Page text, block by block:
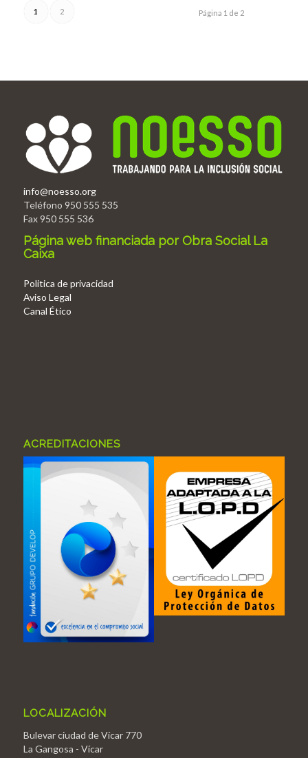
Página 1 de 2
1 2
info@noesso.org
Teléfono 950 555 535
Fax 950 555 536
Página web financiada por Obra Social La
Caixa
Politica de privacidad
Aviso Legal
Canal Ético
ACREDITACIONES
LOCALIZACIÓN
Bulevar ciudad de Vícar 770
La Gangosa - Vícar